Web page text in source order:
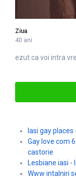
Ziua
40 ani
ezut ca voi intra
Iasi gay
Gay love com
castorie
Lesbiane iasi
Www intalniri